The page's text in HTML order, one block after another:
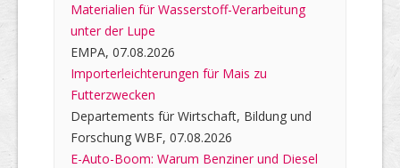
Materialien für Wasserstoff-Verarbeitung
unter der Lupe
EMPA, 07.08.2026
Importerleichterungen für Mais zu
Futterzwecken
Departements für Wirtschaft, Bildung und
Forschung WBF, 07.08.2026
E-Auto-Boom: Warum Benziner und Diesel